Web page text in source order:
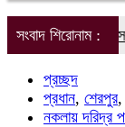
সংবাদ শিরোনাম :
বিষয়ক সহকারী
প্রচ্ছদ
প্রধান, শেরপুর,
নকলায় দরিদ্র